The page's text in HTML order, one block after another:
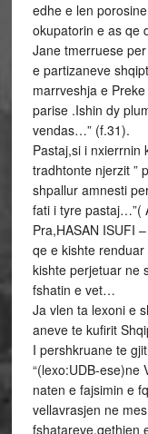
edhe e len
okupatorin e as qe
Jane tmerruese
e partizaneve
marrveshja e
parise .Ishin dy
vendas…” (f.31).
Pastaj,si i nxierrnin
tradhtonte njerzit ”
shpallur amnesti
fati i tyre pastaj…”(
Pra,HASAN ISUFI
qe e kishte
kishte perjetuar ne
fshatin e vet…
Ja vlen ta lexoni e
aneve te kufirit
I pershkruane te
“(lexo:UDB-
naten e fajsimin e
vellavrasjen ne
fshatareve,qethjen